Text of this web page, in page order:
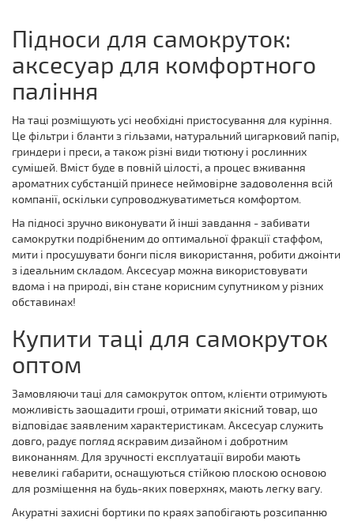
Підноси для самокруток:
аксесуар для комфортного
паління
На таці розміщують усі необхідні пристосування для куріння.
Це фільтри і бланти з гільзами, натуральний цигарковий папір,
гриндери і преси, а також різні види тютюну і рослинних
сумішей. Вміст буде в повній цілості, а процес вживання
ароматних субстанцій принесе неймовірне задоволення всій
компанії, оскільки супроводжуватиметься комфортом.
На підносі зручно виконувати й інші завдання - забивати
самокрутки подрібненим до оптимальної фракції стаффом,
мити і просушувати бонги після використання, робити джоінти
з ідеальним складом. Аксесуар можна використовувати
вдома і на природі, він стане корисним супутником у різних
обставинах!
Купити таці для самокруток
оптом
Замовляючи таці для самокруток оптом, клієнти отримують
можливість заощадити гроші, отримати якісний товар, що
відповідає заявленим характеристикам. Аксесуар служить
довго, радує погляд яскравим дизайном і добротним
виконанням. Для зручності експлуатації вироби мають
невеликі габарити, оснащуються стійкою плоскою основою
для розміщення на будь-яких поверхнях, мають легку вагу.
Акуратні захисні бортики по краях запобігають розсипанню